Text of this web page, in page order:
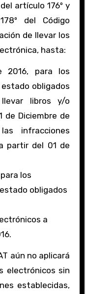
artículo 176º y
del Código
de llevar los
hasta:
2016, para los
obligados
libros y/o
de Diciembre de
infracciones
partir del 01 de
los
obligados
a
aún no aplicará
electrónicos sin
establecidas,